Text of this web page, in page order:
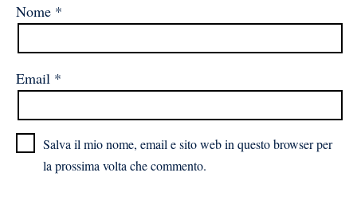
Nome *
Email *
Salva il mio nome, email e sito web in questo browser per
la prossima volta che commento.